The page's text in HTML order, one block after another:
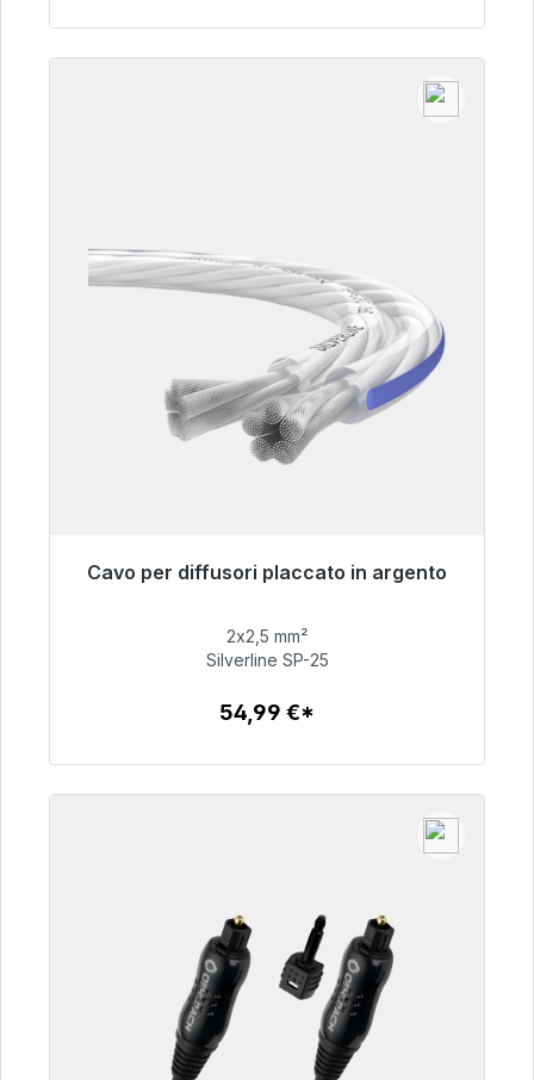
Cavo per diffusori placcato in argento
Pronto per la spedizione immediata, tempo di
54,99 €
2x2,5 mm²
Silverline SP-25
54,99 €*